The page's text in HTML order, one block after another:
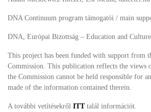
DNA Continuum program támogatói / main
DNA, Európai Bizottság – Education and
This project has been funded with support from
Commission. This publication reflects the views
the Commission cannot be held responsible for
made of the information contained therein.
A további vetítésekről ITTtalál információt.